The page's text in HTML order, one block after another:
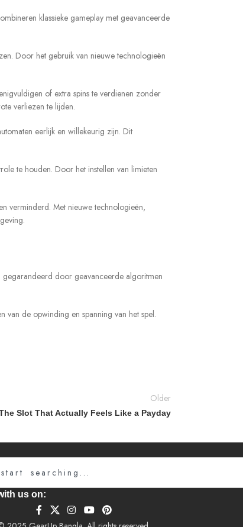
klassieke gameplay met geavanceerde
Door het gebruik van nieuwe technologieën
of extra spins te verdienen zonder
verliezen te lijden.
eerlijk en willekeurig zijn. Dit
te houden. Door het instellen van limieten
verminderd. Met nieuwe technologieën,
door geavanceerde algoritmen
van de opwinding en spanning van het spel.
Older
Slot That Actually Feels Like a Payday
us on: